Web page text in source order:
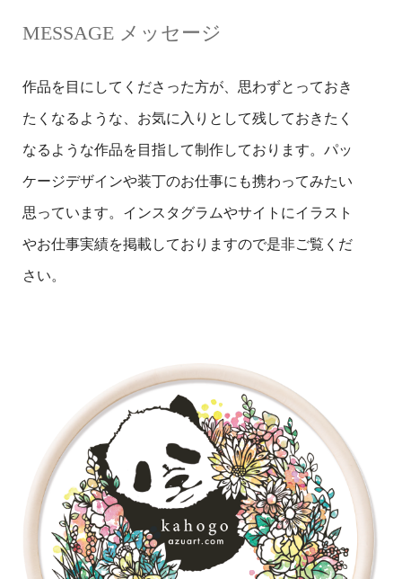
MESSAGE メッセージ
作品を目にしてくださった方が、思わずとっておき
たくなるような、お気に入りとして残しておきたく
なるような作品を目指して制作しております。パッ
ケージデザインや装丁のお仕事にも携わってみたい
思っています。インスタグラムやサイトにイラスト
やお仕事実績を掲載しておりますので是非ご覧くだ
さい。